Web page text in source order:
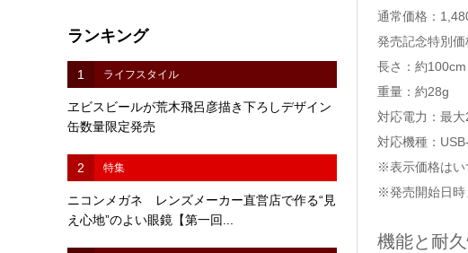
通常価格：
発売記念特別
長さ：約100cm
重量：約28g
対応電力：最
対応機種：
※表示価格はい
※発売開始日時
機能と耐
ランキング
1 ライフスタイル
ヱビスビールが荒木飛呂彦描き下ろしデザイン
缶数量限定発売
2 特集
ニコンメガネ レンズメーカー直営店で作る“見
え心地”のよい眼鏡【第一回...